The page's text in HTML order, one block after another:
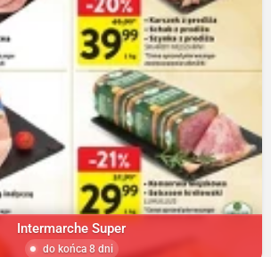
Intermarche Super
do końca 8 dni